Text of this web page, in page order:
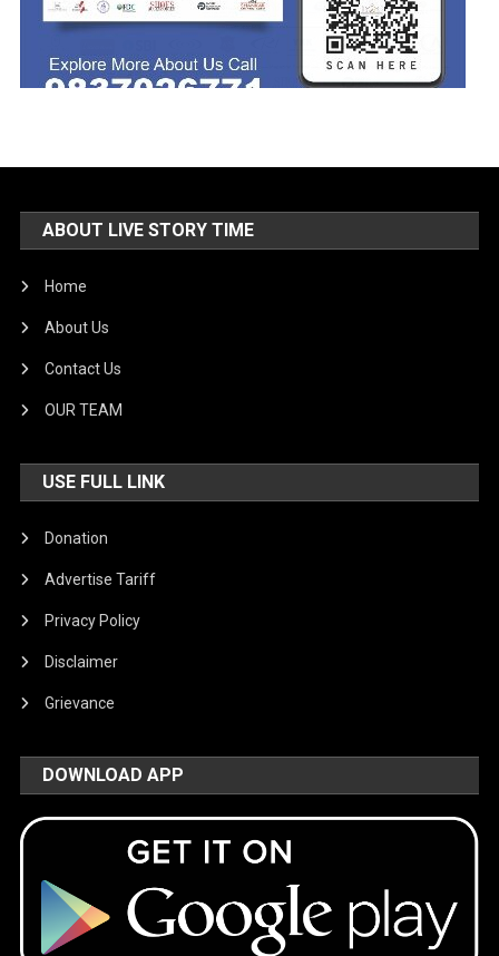
ABOUT LIVE STORY TIME
Home
About Us
Contact Us
OUR TEAM
USE FULL LINK
Donation
Advertise Tariff
Privacy Policy
Disclaimer
Grievance
DOWNLOAD APP